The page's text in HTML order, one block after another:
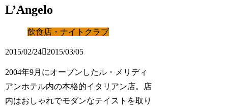
L’Angelo
飲食店・ナイトクラブ
2015/02/24 2015/03/05
2004年9月にオープンしたル・メリディ
アンホテル内の本格的イタリアン店。店
内はおしゃれでモダンなテイストを取り